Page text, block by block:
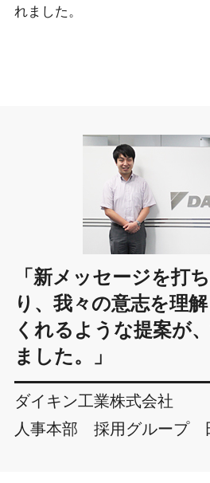
れました。
「新メッセージを打
り、我々の意志を理
くれるような提案が
ました。」
ダイキン工業株式会社
人事本部 採用グループ